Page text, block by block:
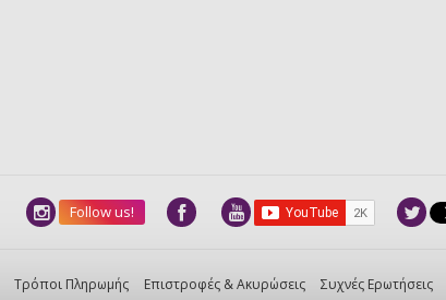
Follow us!
Τρόποι Πληρωμής Επιστροφές & Ακυρώσεις Συχνές Ερωτήσεις